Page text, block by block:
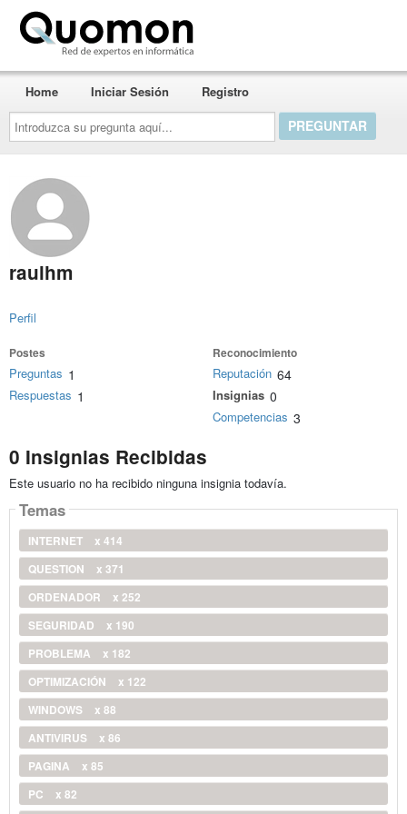
Introduzca
su
pregunta
aquí...
Home Iniciar Sesión Registro
raulhm
Perfil
Postes
Preguntas 1
Respuestas 1
Reconocimiento
Reputación 64
Insignias 0
Competencias 3
0 Insignias Recibidas
Este usuario no ha recibido ninguna insignia todavía.
Temas
INTERNET
x 414
QUESTION
x 371
ORDENADOR
x 252
SEGURIDAD
x 190
PROBLEMA
x 182
OPTIMIZACIÓN
x 122
WINDOWS
x 88
ANTIVIRUS
x 86
PAGINA
x 85
PC
x 82